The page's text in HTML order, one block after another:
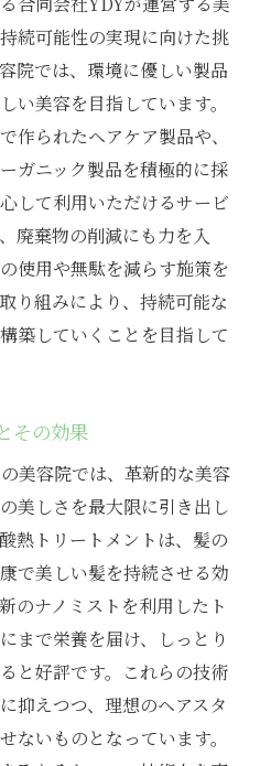
続可能性の実現に向けた挑
院では、環境に優しい製品
い美容を目指しています。
作られたヘアケア製品や、
ガニック製品を積極的に採
して利用いただけるサービ
廃棄物の削減にも力を入
使用や無駄を減らす施策を
り組みにより、持続可能な
築していくことを目指して
その効果
美容院では、革新的な美容
美しさを最大限に引き出し
熱トリートメントは、髪の
で美しい髪を持続させる効
のナノミストを利用したト
まで栄養を届け、しっとり
と好評です。これらの技術
抑えつつ、理想のヘアスタ
ないものとなっています。